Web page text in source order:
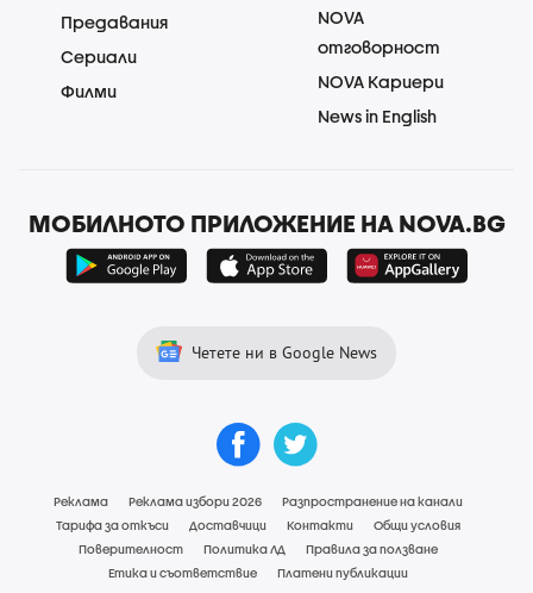
Предавания
Сериали
Филми
NOVA
отговорност
NOVA Кариери
News in English
МОБИЛНОТО ПРИЛОЖЕНИЕ НА NOVA.BG
Четете ни в Google News
Реклама Реклама избори 2026
Разпространение на канали
Тарифа за откъси
Доставчици Контакти
Общи условия
Поверителност
Политика ЛД
Правила за ползване
Етика и съответствие
Платени публикации